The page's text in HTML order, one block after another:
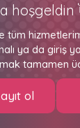
hoşgeldin
tüm
ya da giriş
tamamen
ol